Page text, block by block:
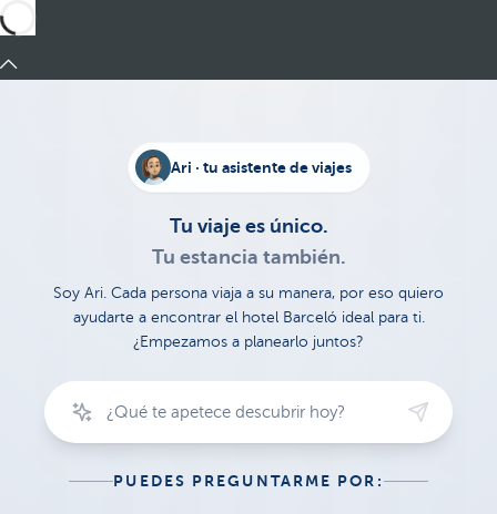
Ari · tu asistente de viajes
Tu viaje es único.
Tu estancia también.
Soy Ari. Cada persona viaja a su manera, por eso quiero
ayudarte a encontrar el hotel Barceló ideal para ti.
¿Empezamos a planearlo juntos?
PUEDES PREGUNTARME POR: